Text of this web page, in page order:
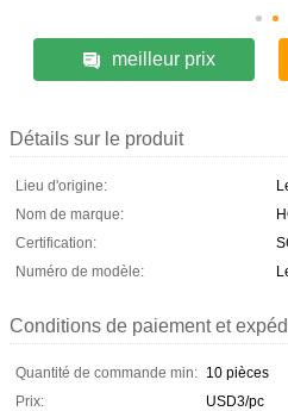
meilleur prix
Détails sur le produit
Lieu d'origine:
Nom de marque:
Certification:
Numéro de modèle:
Conditions de paiement et
Quantité de commande min: 10 pièces
Prix:
USD3/pc